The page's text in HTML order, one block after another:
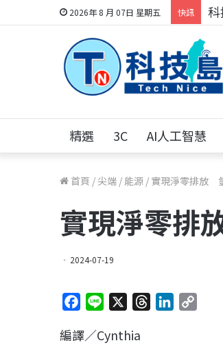
2026年 8 月 07日 星期五 快訊
精選 3C AI人工智慧
首頁 /尖端 / 能源 / 實現淨零排放
實現淨零排
2024-07-19
c
n
編譯／Cynthia